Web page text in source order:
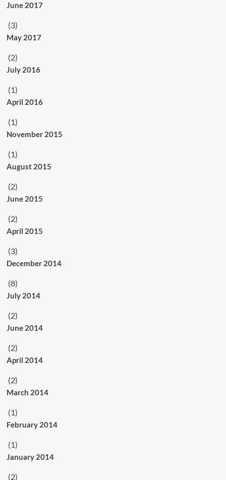
June 2017
(3)
May 2017
(2)
July 2016
(1)
April 2016
(1)
November 2015
(1)
August 2015
(2)
June 2015
(2)
April 2015
(3)
December 2014
(8)
July 2014
(2)
June 2014
(2)
April 2014
(2)
March 2014
(1)
February 2014
(1)
January 2014
(2)